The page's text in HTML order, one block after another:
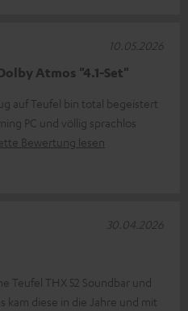
Atmos "4.1-Set"
auf Teufel bin total begeistert
PC und völlig sprachlos
Bewertung lesen
10.05.2026
Teufel THX 52 Soundbar und
kam diese in die Jahre und mit
30.04.2026